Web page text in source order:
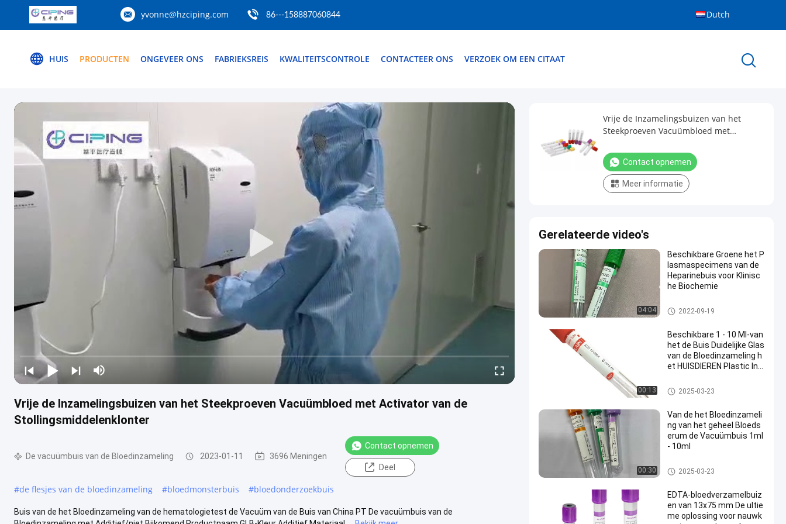
yvonne@hzciping.com 86---158887060844 Dutch
HUIS PRODUCTEN ONGEVEER ONS FABRIEKSREIS KWALITEITSCONTROLE CONTACTEER ONS VERZOEK OM EEN CITAAT
Vrije de Inzamelingsbuizen van het Steekproeven Vacuümbloed met Activator van de
Stollingsmiddelenklonter
De vacuümbuis van de Bloedinzameling 2023-01-11 3696 Meningen
Contact opnemen
Deel
#de flesjes van de bloedinzameling #bloedmonsterbuis #bloedonderzoekbuis
Buis van de het Bloedinzameling van de hematologietest de Vacuüm van de Buis van China PT De vacuümbuis van de
Vrije de Inzamelingsbuizen van het
Steekproeven Vacuümbloed met
Stollingsmiddelenklonter
Contact opnemen
Meer informatie
Gerelateerde video's
04:04
Beschikbare Groene het P
lasmaspecimens van de
Heparinebuis voor Klinisc
he Biochemie
De vacuümbuis van de Bloedi
nzameling
2022-09-19
00:13
Beschikbare 1 - 10 Ml-van
het de Buis Duidelijke Glas
van de Bloedinzameling h
et HUISDIEREN Plastic Inje
De vacuümbuis van de Bloedi
nzameling
2025-03-23
00:30
Van de het Bloedinzameli
ng van het geheel Bloeds
erum de Vacuümbuis 1ml
- 10ml
De vacuümbuis van de Bloedi
nzameling
2025-03-23
EDTA-bloedverzamelbuiz
en van 13x75 mm De ultie
me oplossing voor nauwk